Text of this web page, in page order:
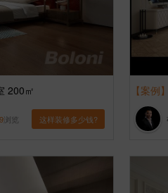
200㎡
浏览 这样装修多少钱?
【案例